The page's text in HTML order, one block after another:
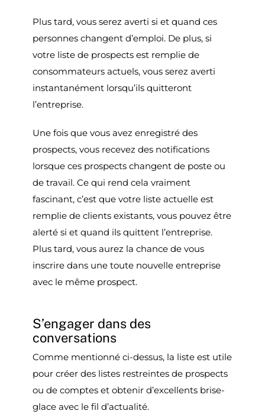
Plus tard, vous serez averti si et quand ces
personnes changent d’emploi. De plus, si
votre liste de prospects est remplie de
consommateurs actuels, vous serez averti
instantanément lorsqu’ils quitteront
l’entreprise.
Une fois que vous avez enregistré des
prospects, vous recevez des notifications
lorsque ces prospects changent de poste ou
de travail. Ce qui rend cela vraiment
fascinant, c’est que votre liste actuelle est
remplie de clients existants, vous pouvez être
alerté si et quand ils quittent l’entreprise.
Plus tard, vous aurez la chance de vous
inscrire dans une toute nouvelle entreprise
avec le même prospect.
S’engager dans des
conversations
Comme mentionné ci-dessus, la liste est utile
pour créer des listes restreintes de prospects
ou de comptes et obtenir d’excellents brise-
glace avec le fil d’actualité.